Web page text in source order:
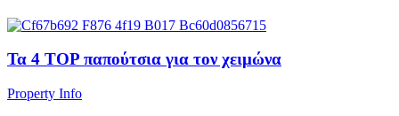
Τα 4 TOP παπούτσια για τον χειμώνα
Property Info